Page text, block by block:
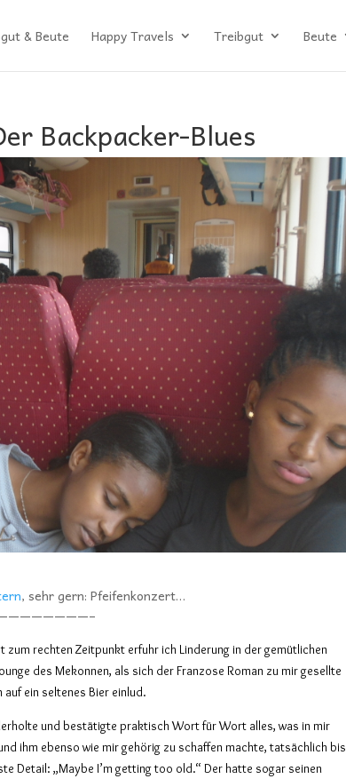
& Beute Happy Travels Treibgut Beute
Backpacker-Blues
, sehr gern: Pfeifenkonzert…
zum rechten Zeitpunkt erfuhr ich Linderung in der gemütlichen
des Mekonnen, als sich der Franzose Roman zu mir gesellte
auf ein seltenes Bier einlud.
und bestätigte praktisch Wort für Wort alles, was in mir
ihm ebenso wie mir gehörig zu schaffen machte, tatsächlich bis
Detail: „Maybe I’m getting too old.“ Der hatte sogar seinen